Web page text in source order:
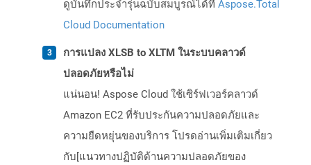
ดูบันทึกประจำรุ่นฉบับสมบูรณ์ได้ที่ Aspose.Total
Cloud Documentation
การแปลง XLSB to XLTM ในระบบคลาวด์
ปลอดภัยหรือไม่
แน่นอน! Aspose Cloud ใช้เซิร์ฟเวอร์คลาวด์
Amazon EC2 ที่รับประกันความปลอดภัยและ
ความยืดหยุ่นของบริการ โปรดอ่านเพิ่มเติมเกี่ยว
กับ[แนวทางปฏิบัติด้านความปลอดภัยของ